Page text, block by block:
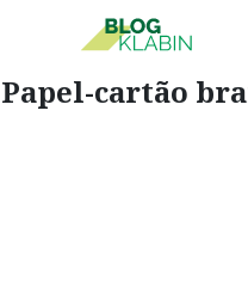
Pular para o Conteúdo
Papel-cartão